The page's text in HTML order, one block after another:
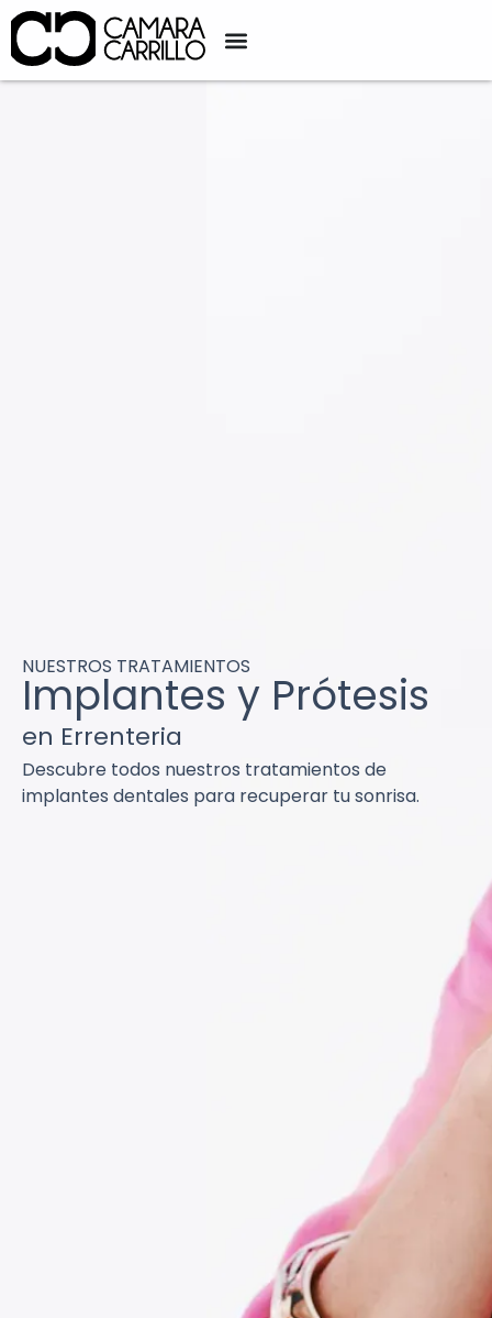
NUESTROS TRATAMIENTOS
Implantes y Prótesis
en Errenteria
Descubre todos nuestros tratamientos de
implantes dentales para recuperar tu sonrisa.